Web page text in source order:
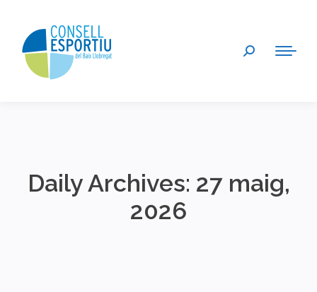
Search:
Daily Archives: 27 maig,
2026